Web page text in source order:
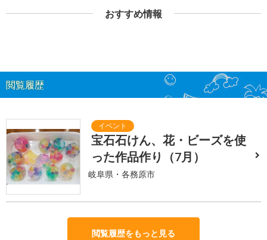
おすすめ情報
閲覧履歴
宝石石けん、花・ビーズを使
った作品作り（7月）
岐阜県・各務原市
閲覧履歴をもっと見る